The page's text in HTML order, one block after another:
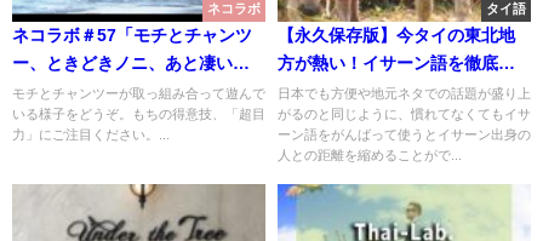
ネコラボ
ネコラボ＃57「モチとチャンツ
ー、ときどきノニ、あと凄い目
力」
モチとチャンツーが取っ組み合って遊んで
いる様子をどうぞ。もちの得意技、「超目
力」にご注目ください。...
タイ語
【永久保存版】今タイの東北地
方が熱い！イサーン語を徹底的
にご紹介！【第一弾】
日本でも方便や地元ネタでの話題が盛り上
がるのと同じように、慣れてなくてもイサ
ーン語をがんばって使うとイサーン出身の
人との距離を縮めることがで...